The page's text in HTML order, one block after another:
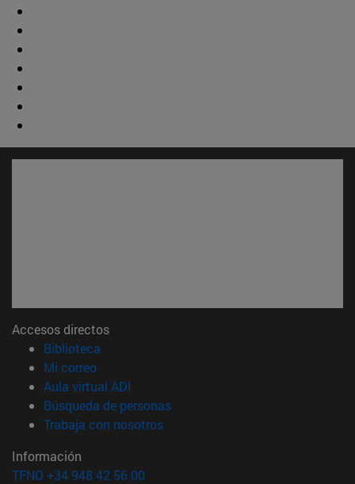
Accesos directos
Biblioteca
Mi correo(abre en nueva ventana)
Aula virtual ADI
Búsqueda de personas(abre en nueva ventana)
Trabaja con nosotros(abre en nueva ventana)
Información
TFNO +34 948 42 56 00